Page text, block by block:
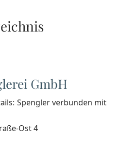
GmbH
Spengler verbunden mit
Ost 4